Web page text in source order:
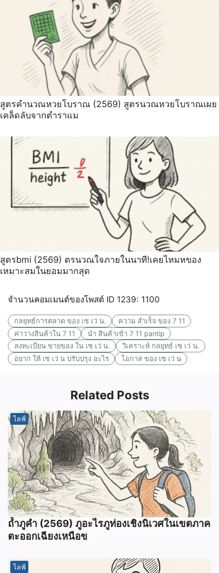
สูตรคำนวณหวยโบราณ (2569) สูตรนวณหวยโบราณเผย
เคล็ดลับจากตำราแม
สูตรbmi (2569) ตรนวณใจภายในนาที!เคยไหมหของ
เหมาะสมในยอมมากสุด
จำนวนคอมเมนต์ของโพสต์ ID 1239: 1100
กลยุทธ์การตลาด ของ เซ เว่ น.
ความ สำเร็จ ของ 7 11
ค่าวางสินค้าใน 7 11
นํา สินค้าเข้า 7 11 pantip
ลงทะเบียน ขายของ ใน เซ เว่ น.
วิเคราะห์ กลยุทธ์ เซ เว่ น.
อยาก ให้ เซ เว่ น ปรับปรุง อะไร
โอกาส ของ เซ เว่ น
Related Posts
ไลฟ์
ถ้ำภูคำ (2569) ภูอะไรภูท่องเชิงนิเวศในเขตภาค
ตะออกเฉียงเหนือข
ไลฟ์